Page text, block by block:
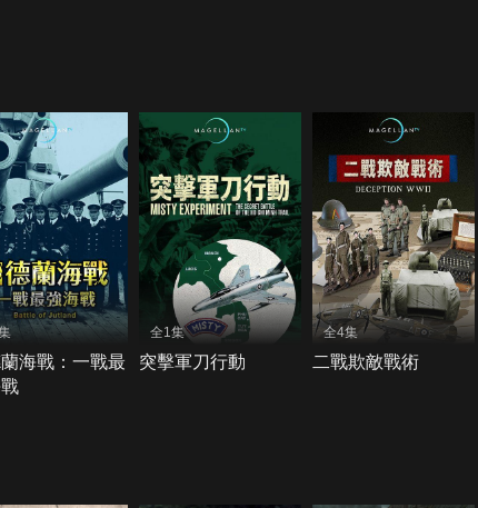
海戰：一戰最
全1集
突擊軍刀行動
全4集
二戰欺敵戰術